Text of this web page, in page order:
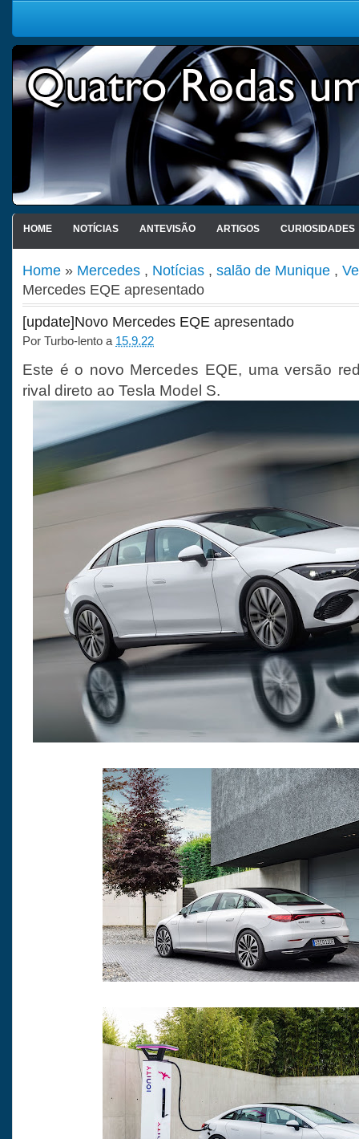
HOME NOTÍCIAS ANTEVISÃO ARTIGOS CURIOSIDADES
Home » Mercedes , Notícias , salão de Munique ,
Mercedes EQE apresentado
[update]Novo Mercedes EQE apresentado
Por Turbo-lento a 15.9.22
Este é o novo Mercedes EQE, uma versão
rival direto ao Tesla Model S.